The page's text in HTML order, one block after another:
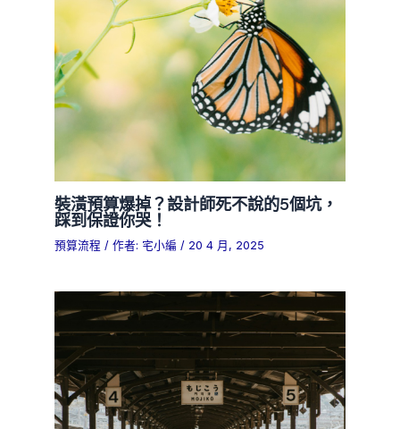
裝潢預算爆掉？設計師死不說的5個坑，
踩到保證你哭！
預算流程 / 作者: 宅小編/ 20 4 月, 2025